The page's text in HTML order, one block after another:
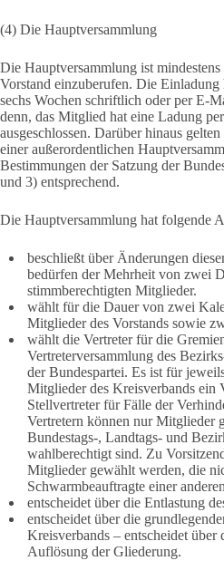
(4) Die Hauptversammlung
Die Hauptversammlung ist
Vorstand einzuberufen. Die
sechs Wochen schriftlich oder per E-
denn, das Mitglied hat eine Ladung
ausgeschlossen. Darüber hinaus
einer außerordentlichen
Bestimmungen der Satzung der
und 3) entsprechend.
Die Hauptversammlung hat folgende
beschließt über Änderungen
bedürfen der Mehrheit von zwei
stimmberechtigten Mitglieder.
wählt für die Dauer von zwei
Mitglieder des Vorstands sowie
wählt die Vertreter für die
Vertreterversammlung des
der Bundespartei. Es ist für
Mitglieder des Kreisverbands ein
Stellvertreter für Fälle der
Vertretern können nur Mitglieder
Bundestags-, Landtags- und
wahlberechtigt sind. Zu
Mitglieder gewählt werden, die
Schwarmbeauftragte einer
entscheidet über die Entlastung
entscheidet über die
Kreisverbands – entscheidet über
Auflösung der Gliederung.